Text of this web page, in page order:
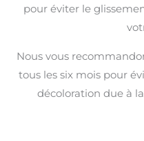
pour éviter le
Nous vous
tous les six mois pour
décoloration due à